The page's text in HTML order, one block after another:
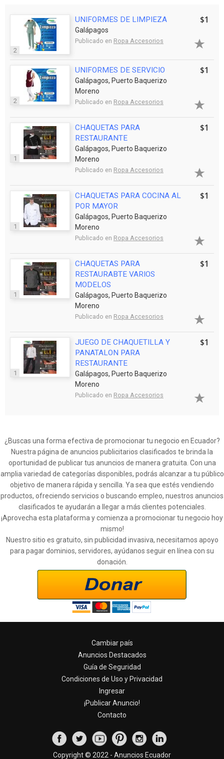
2
UNIFORMES DE LIMPIEZA
Galápagos
Publicado en Ropa Accesorios
$1
2
UNIFORMES DE SERVICIO
Galápagos, Puerto Baquerizo
Moreno
Publicado en Ropa Accesorios
$1
1
CHAQUETAS PARA
RESTAURANTE
Galápagos, Puerto Baquerizo
Moreno
Publicado en Ropa Accesorios
$1
1
CHAQUETAS PARA COCINA AL
POR MAYOR
Galápagos, Puerto Baquerizo
Moreno
Publicado en Ropa Accesorios
$1
1
CHAQUETAS PARA
RESTAURABTE VARIOS
MODELOS
Galápagos, Puerto Baquerizo
Moreno
Publicado en Ropa Accesorios
$1
1
JUEGO DE CHAQUETILLA Y
PANATALON PARA
RESTAURANTE
Galápagos, Puerto Baquerizo
Moreno
Publicado en Ropa Accesorios
$1
¿Buscas una forma efectiva de promocionar tu negocio en Ecuador?
Nuestra página de anuncios publicitarios clasificados te brinda la
oportunidad de publicar tus anuncios de manera gratuita. Con una
amplia variedad de categorías disponibles, podrás alcanzar a tu público
objetivo de manera rápida y sencilla. Ya sea que estés vendiendo
productos, ofreciendo servicios o buscando empleo, nuestros anuncios
clasificados te ayudarán a llegar a más clientes potenciales.
¡Aprovecha esta plataforma y comienza a promocionar tu negocio hoy
mismo!
Nuestro sitio es gratuito, sin publicidad invasiva, necesitamos apoyo
para pagar dominios, servidores, ayúdanos seguir en línea con su
donación.
Cambiar país
Anuncios Destacados
Guía de Seguridad
Condiciones de Uso y Privacidad
Ingresar
¡Publicar Anuncio!
Contacto
Copyright © 2022 - Anuncios Ecuador